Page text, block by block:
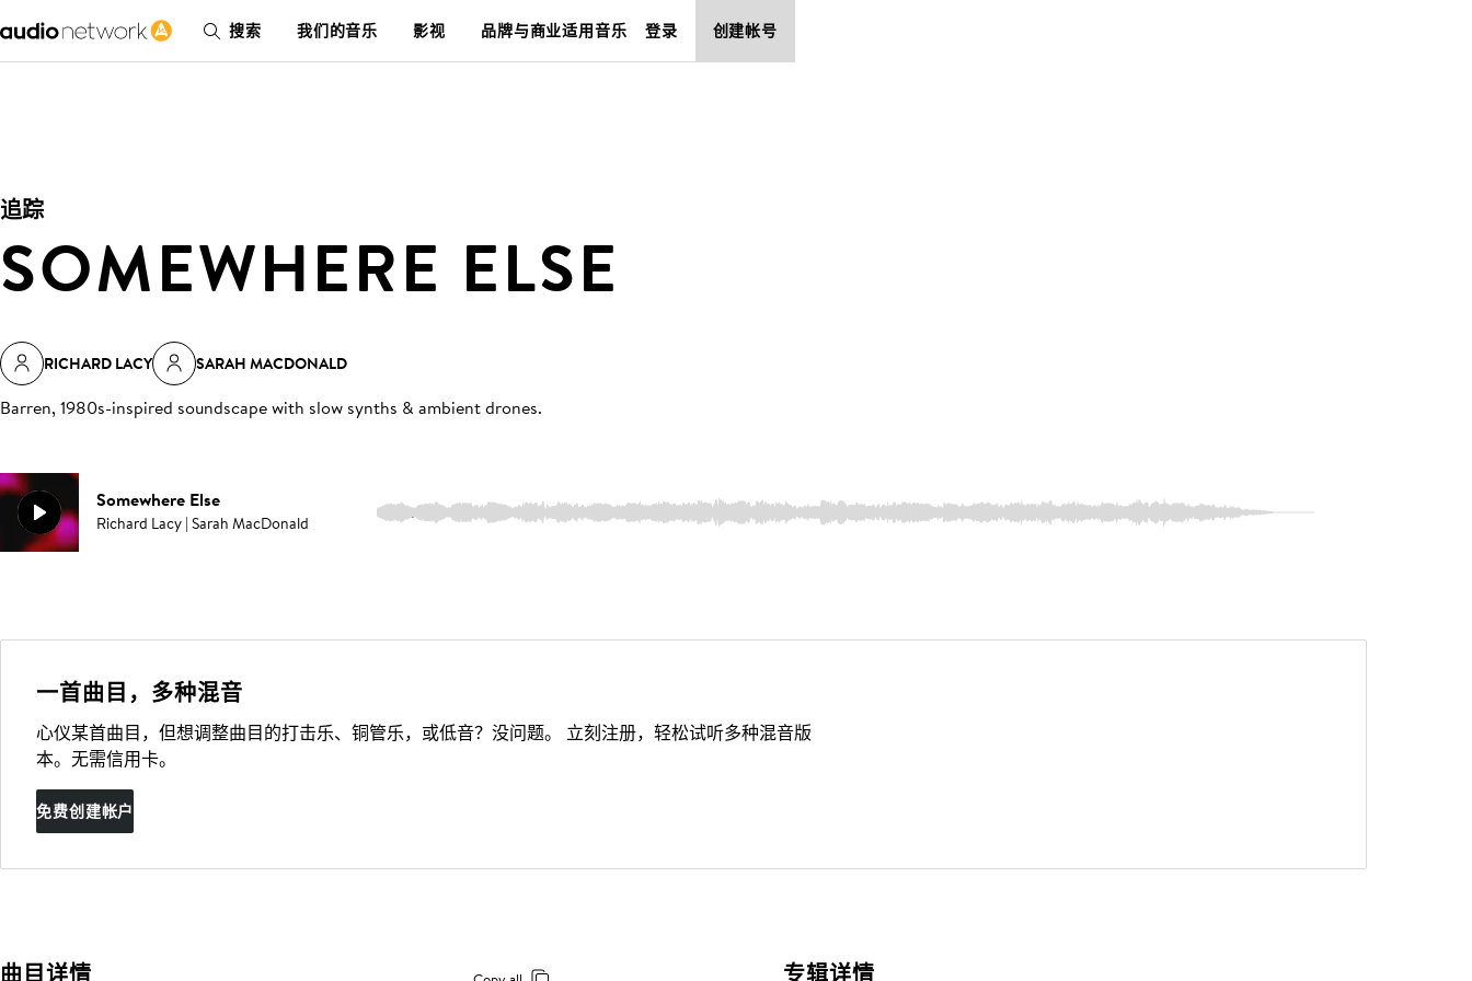
搜索 我们的音乐 影视 品牌与商业适用音乐 登录 创建帐号
追踪
SOMEWHERE ELSE
RICHARD LACY SARAH MACDONALD
Barren, 1980s-inspired soundscape with slow synths & ambient drones.
Somewhere Else
Richard Lacy | Sarah MacDonald 4:31
一首曲目，多种混音
心仪某首曲目，但想调整曲目的打击乐、铜管乐，或低音？没问题。 立刻注册，轻松试听多种混音版
本。无需信用卡。
免费创建帐户
曲目详情 专辑详情